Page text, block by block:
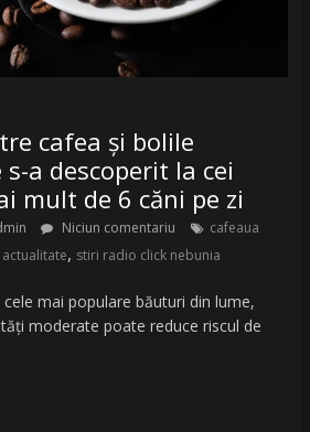
cafea și bolile
s-a descoperit la cei
mult de 6 căni pe zi
Niciun comentariu
cafeaua
, stiri radio click nebunia
mai populare băuturi din lume,
moderate poate reduce riscul de